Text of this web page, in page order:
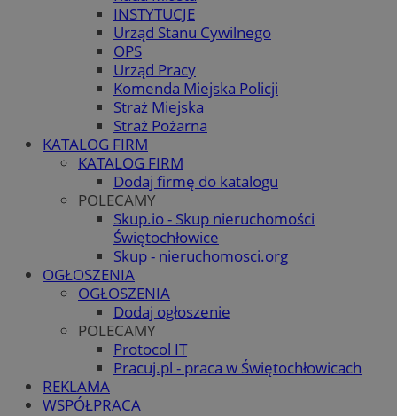
INSTYTUCJE
Urząd Stanu Cywilnego
OPS
Urząd Pracy
Komenda Miejska Policji
Straż Miejska
Straż Pożarna
KATALOG FIRM
KATALOG FIRM
Dodaj firmę do katalogu
POLECAMY
Skup.io - Skup nieruchomości
Świętochłowice
Skup - nieruchomosci.org
OGŁOSZENIA
OGŁOSZENIA
Dodaj ogłoszenie
POLECAMY
Protocol IT
Pracuj.pl - praca w Świętochłowicach
REKLAMA
WSPÓŁPRACA